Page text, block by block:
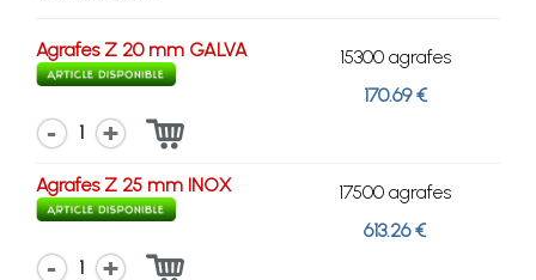
Agrafes Z 20 mm GALVA
15300 agrafes
170.69 €
1
Agrafes Z 25 mm INOX
17500 agrafes
613.26 €
1